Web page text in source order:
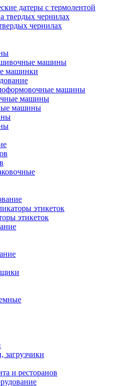
датеры с термолентой
твердых чернилах
чернилах
машины
машинки
машины
машины
машины
этикеток
этикеток
загрузчики
и ресторанов